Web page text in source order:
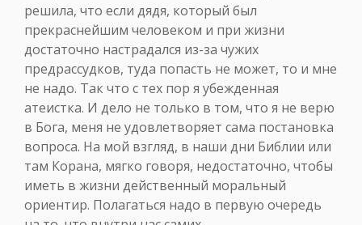
решила, что если дядя, который был
прекраснейшим человеком и при жизни
достаточно настрадался из-за чужих
предрассудков, туда попасть не может, то и мне
не надо. Так что с тех пор я убежденная
атеистка. И дело не только в том, что я не верю
в Бога, меня не удовлетворяет сама постановка
вопроса. На мой взгляд, в наши дни Библии или
там Корана, мягко говоря, недостаточно, чтобы
иметь в жизни действенный моральный
ориентир. Полагаться надо в первую очередь